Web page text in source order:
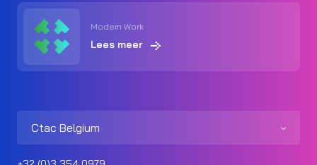
Modern Work
Lees meer
Ctac Belgium